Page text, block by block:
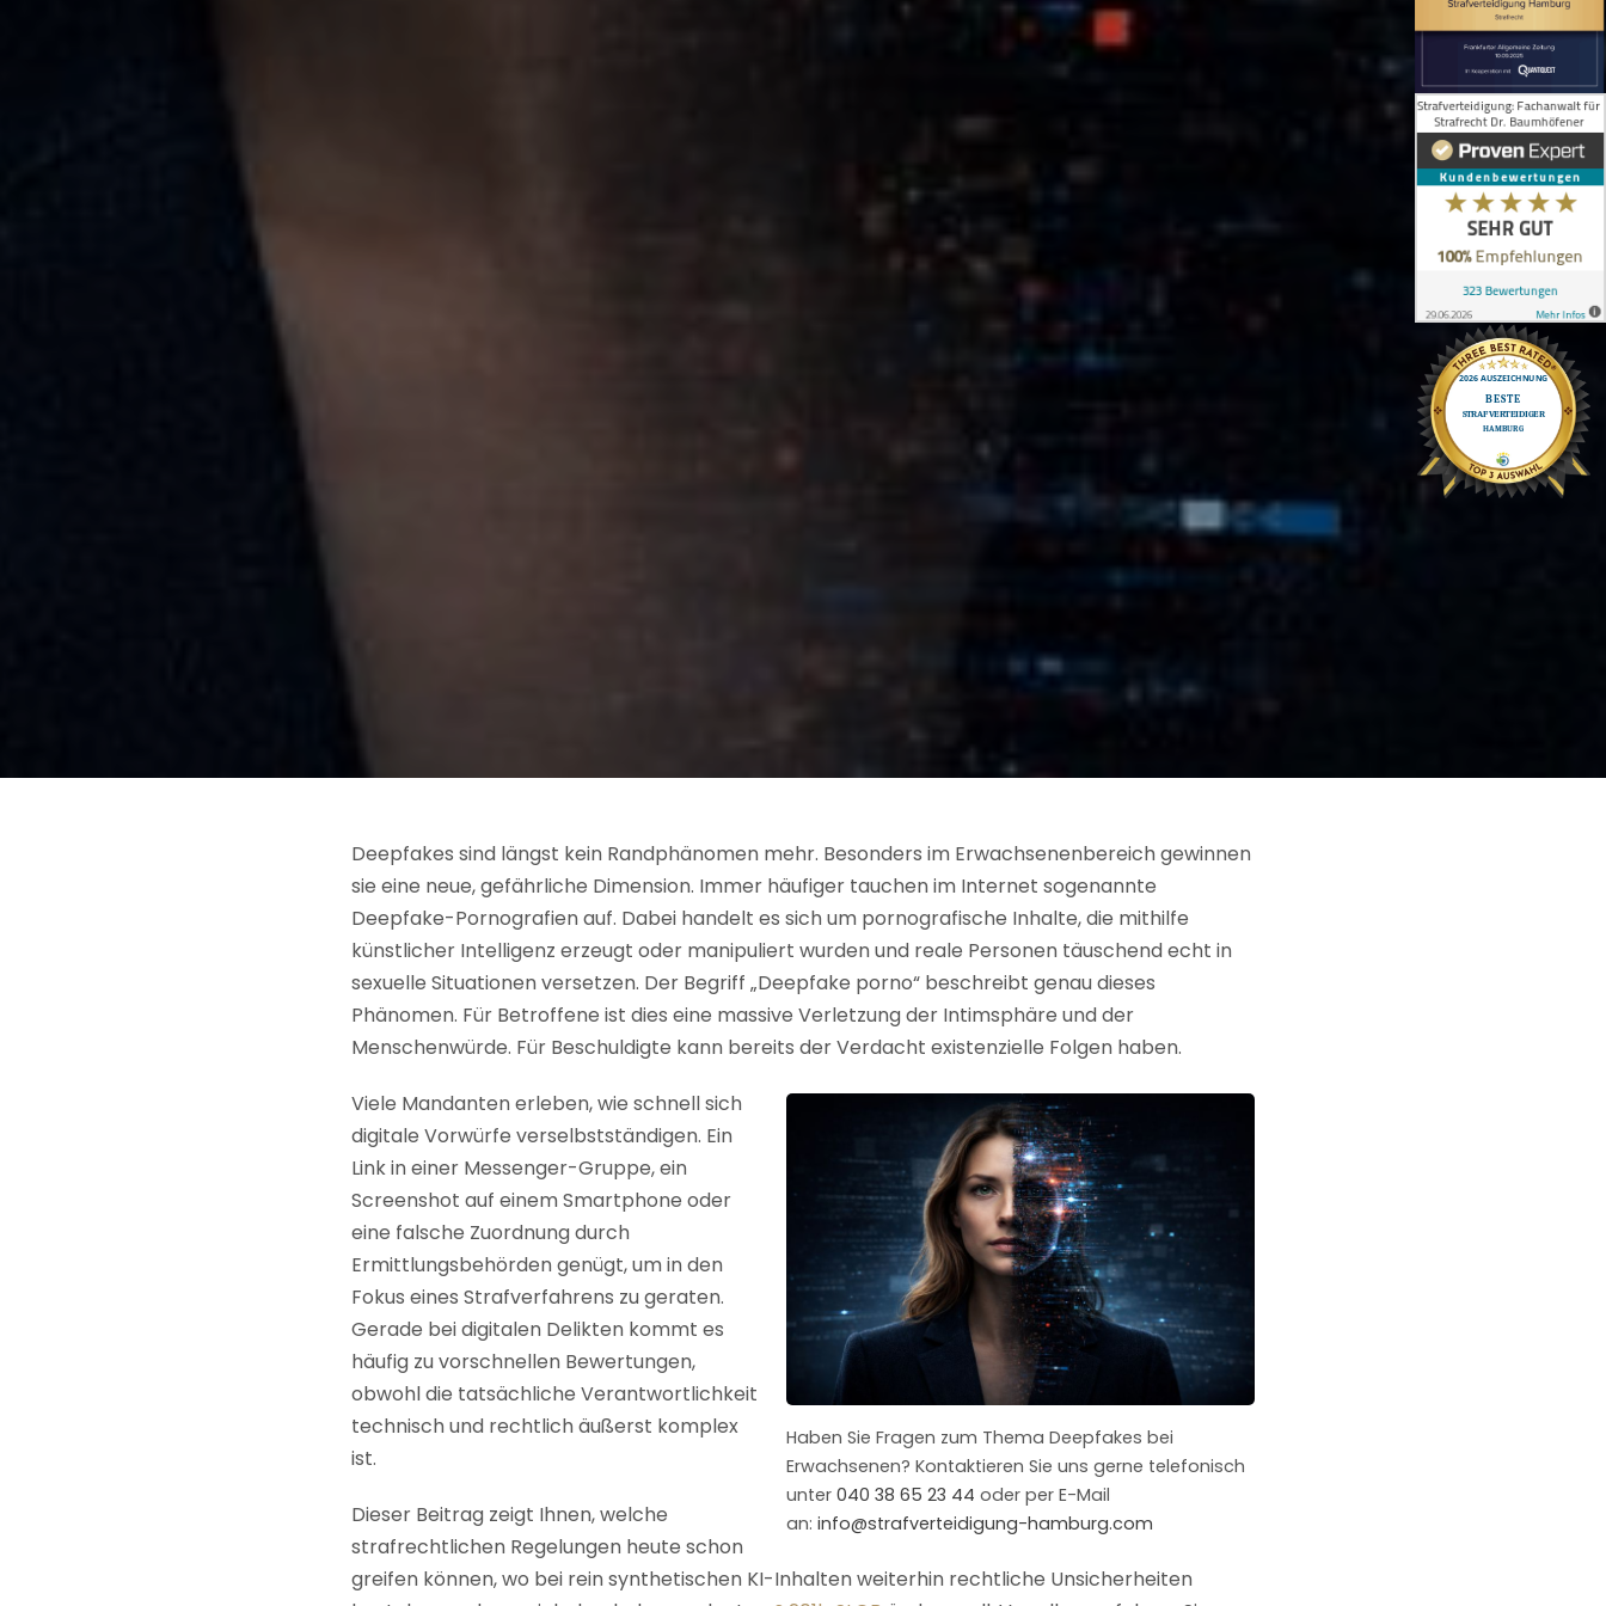
Deepfakes sind längst kein Randphänomen mehr. Besonders im Erwachsenenbereich gewinnen
sie eine neue, gefährliche Dimension. Immer häufiger tauchen im Internet sogenannte
Deepfake-Pornografien auf. Dabei handelt es sich um pornografische Inhalte, die mithilfe
künstlicher Intelligenz erzeugt oder manipuliert wurden und reale Personen täuschend echt in
sexuelle Situationen versetzen. Der Begriff „Deepfake porno“ beschreibt genau dieses
Phänomen. Für Betroffene ist dies eine massive Verletzung der Intimsphäre und der
Menschenwürde. Für Beschuldigte kann bereits der Verdacht existenzielle Folgen haben.
Haben Sie Fragen zum Thema Deepfakes bei
Erwachsenen? Kontaktieren Sie uns gerne telefonisch
unter 040 38 65 23 44 oder per E-Mail
an: info@strafverteidigung-hamburg.com
Viele Mandanten erleben, wie schnell sich
digitale Vorwürfe verselbstständigen. Ein
Link in einer Messenger-Gruppe, ein
Screenshot auf einem Smartphone oder
eine falsche Zuordnung durch
Ermittlungsbehörden genügt, um in den
Fokus eines Strafverfahrens zu geraten.
Gerade bei digitalen Delikten kommt es
häufig zu vorschnellen Bewertungen,
obwohl die tatsächliche Verantwortlichkeit
technisch und rechtlich äußerst komplex
ist.
Dieser Beitrag zeigt Ihnen, welche
strafrechtlichen Regelungen heute schon
greifen können, wo bei rein synthetischen KI-Inhalten weiterhin rechtliche Unsicherheiten